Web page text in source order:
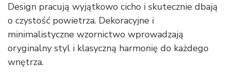
Design pracują wyjątkowo cicho i skutecznie dbają
o czystość powietrza. Dekoracyjne i
minimalistyczne wzornictwo wprowadzają
oryginalny styl i klasyczną harmonię do każdego
wnętrza.